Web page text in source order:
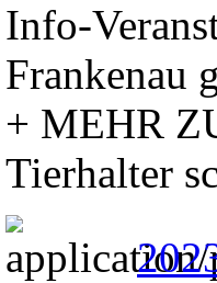
Info-
Frankenau
+ MEHR
Tierhalter